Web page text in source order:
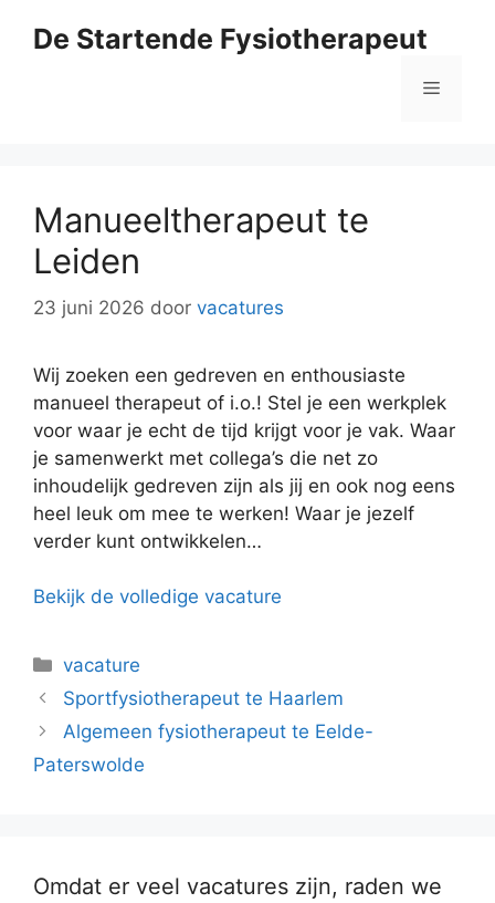
De Startende Fysiotherapeut
Menu
Manueeltherapeut te
Leiden
23 juni 2026 door vacatures
Wij zoeken een gedreven en enthousiaste
manueel therapeut of i.o.! Stel je een werkplek
voor waar je echt de tijd krijgt voor je vak. Waar
je samenwerkt met collega’s die net zo
inhoudelijk gedreven zijn als jij en ook nog eens
heel leuk om mee te werken! Waar je jezelf
verder kunt ontwikkelen…
Bekijk de volledige vacature
Categorieën
vacature
Sportfysiotherapeut te Haarlem
Algemeen fysiotherapeut te Eelde-
Paterswolde
Omdat er veel vacatures zijn, raden we